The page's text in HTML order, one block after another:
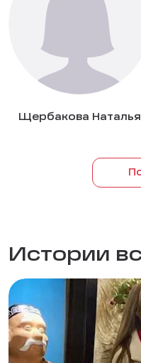
Щербакова Наталья
Истории